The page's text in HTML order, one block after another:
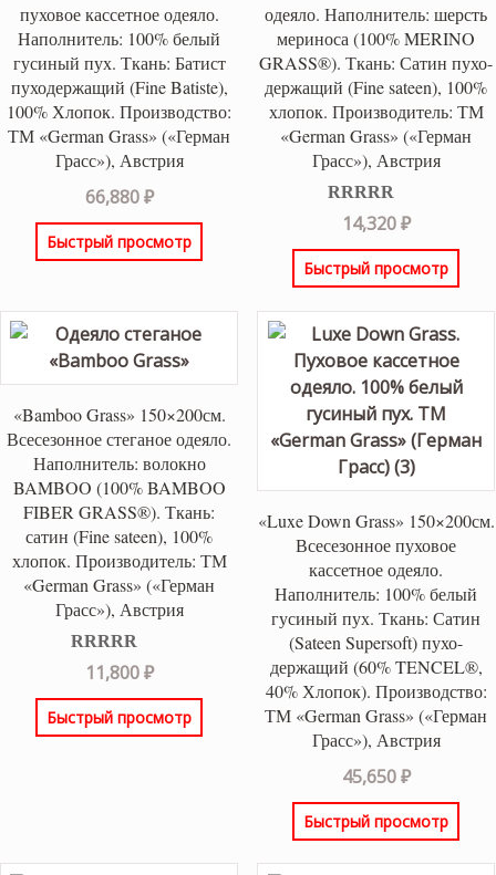
пуховое кассетное одеяло.
Наполнитель: 100% белый
гусиный пух. Ткань: Батист
пуходержащий (Fine Batiste),
100% Хлопок. Производство:
ТМ «German Grass» («Герман
Грасс»), Австрия
66,880₽
Быстрый просмотр
одеяло. Наполнитель: шерсть
мериноса (100% MERINO
GRASS®). Ткань: Сатин пухо-
держащий (Fine sateen), 100%
хлопок. Производитель: ТМ
«German Grass» («Герман
Грасс»), Австрия
Оценка5.00
из 5
14,320₽
Быстрый просмотр
«Bamboo Grass» 150×200см.
Всесезонное стеганое одеяло.
Наполнитель: волокно
BAMBOO (100% BAMBOO
FIBER GRASS®). Ткань:
сатин (Fine sateen), 100%
хлопок. Производитель: ТМ
«German Grass» («Герман
Грасс»), Австрия
Оценка5.00
из 5
11,800₽
Быстрый просмотр
«Luxe Down Grass» 150×200см.
Всесезонное пуховое
кассетное одеяло.
Наполнитель: 100% белый
гусиный пух. Ткань: Сатин
(Sateen Supersoft) пухо-
держащий (60% TENCEL®,
40% Хлопок). Производство:
ТМ «German Grass» («Герман
Грасс»), Австрия
45,650₽
Быстрый просмотр